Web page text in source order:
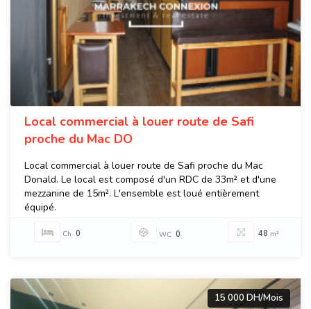
Local commercial à louer route de Safi
proche du Mac DO
Local commercial à louer route de Safi proche du Mac
Donald. Le local est composé d'un RDC de 33m² et d'une
mezzanine de 15m². L'ensemble est loué entièrement
équipé.
Ch 0 WC 0 48 m²
15 000 DH/Mois